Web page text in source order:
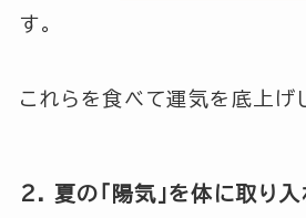
す。
これらを食べて運気を底上げし
2. 夏の「陽気」を体に取り入